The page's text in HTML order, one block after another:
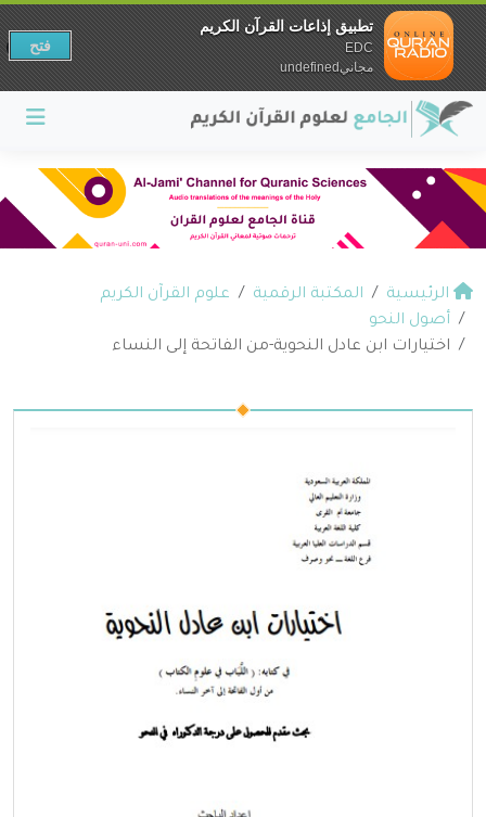
الرئيسية المكتبة الرقمية
علوم القرآن الكريم
أصول النحو
اختيارات ابن عادل النحوية-من الفاتحة إلى النساء
تطبيق إذاعات القرآن الكريم
EDC
مجانيundefined
فتح